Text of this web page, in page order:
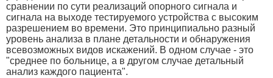
сравнении по сути реализаций опорного сигнала и
сигнала на выходе тестируемого устройства с высоким
разрешением во времени. Это принципиально разный
уровень анализа в плане детальности и обнаружения
всевозможных видов искажений. В одном случае - это
"среднее по больнице, а в другом случае детальный
анализ каждого пациента".